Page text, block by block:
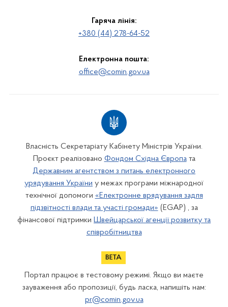
Гаряча лінія:
+380 (44) 278-64-52
Електронна пошта:
office@comin.gov.ua
Власність Секретаріату Кабінету Міністрів України.
Проєкт реалізовано Фондом Східна Європата
Державним агентством з питань електронного
урядування України у межах програми міжнародної
технічної допомоги «Електронне врядування задля
підзвітності влади та участі громади» (EGAP) , за
фінансової підтримки Швейцарської агенції розвитку та
співробітництва
Портал працює в тестовому режимі. Якщо ви маєте
зауваження або пропозиції, будь ласка, напишіть нам:
pr@comin.gov.ua